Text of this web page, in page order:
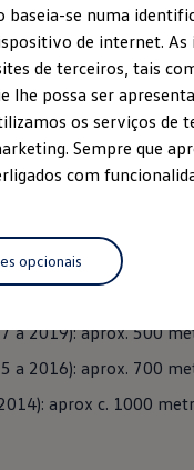
se numa
de internet.
de terceiros, tais
lhe possa ser
os serviços de
Sempre que
com
opcionais
da
Volkswagen
interior das instalações
da
Volkswagen
a 2019): aprox. 500
a 2016): aprox. 700
aprox c. 1000